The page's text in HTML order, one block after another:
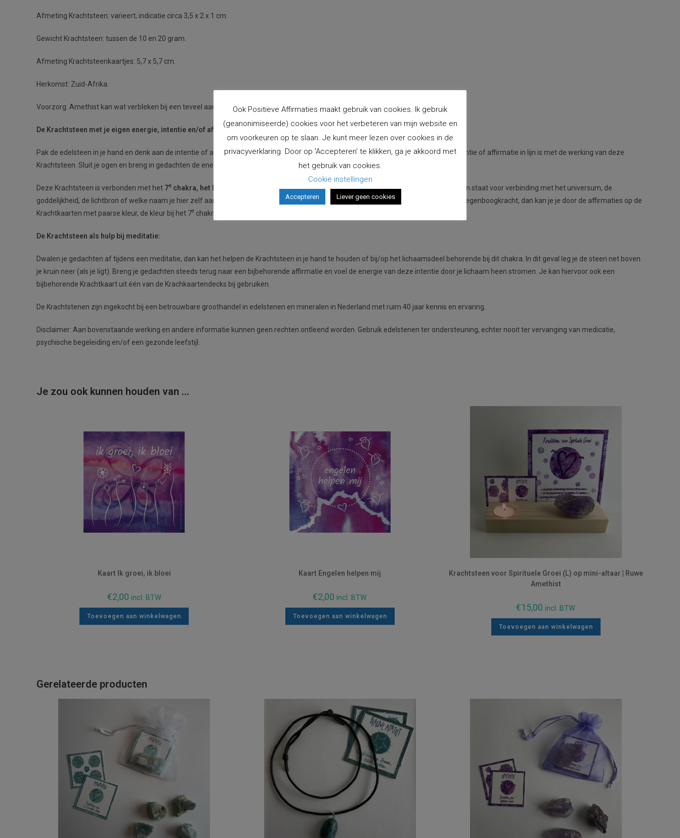
Afmeting Krachtsteen: varieert; indicatie circa 3,5 x 2 x 1 cm.
Gewicht Krachtsteen: tussen de 10 en 20 gram.
Afmeting Krachtsteenkaartjes: 5,7 x 5,7 cm.
Herkomst: Zuid-Afrika.
Voorzorg: Amethist kan wat verbleken bij een teveel aan fel zonlicht.
De Krachtsteen met je eigen energie, intentie en/of affirmatie laden:
Pak de edelsteen in je hand en denk aan de intentie of affirmatie die je aan deze Krachtsteen mee wilt geven. Zorg ervoor dat deze intentie of affirmatie in lijn is met de werking van deze
Krachtsteen. Sluit je ogen en breng in gedachten de energie van jouw woorden over in de edelsteen.
Deze Krachtsteen is verbonden met het 7e chakra, het Kruinchakra
. Dit chakra heeft als basisrecht het recht om te weten en te leren en staat voor verbinding met het universum, de
goddelijkheid, de lichtbron of welke naam je hier zelf aan wilt geven. Ben je in het bezit van de Krachtkaartendeck Zonnestralen en/of Regenboogkracht, dan kan je je door de affirmaties op de
Krachtkaarten met paarse kleur, de kleur bij het 7e chakra, laten inspireren.
De Krachtsteen als hulp bij meditatie:
Dwalen je gedachten af tijdens een meditatie, dan kan het helpen de Krachtsteen in je hand te houden of bij/op het lichaamsdeel behorende bij dit chakra. In dit geval leg je de steen net boven
je kruin neer (als je ligt). Breng je gedachten steeds terug naar een bijbehorende affirmatie en voel de energie van deze intentie door je lichaam heen stromen. Je kan hiervoor ook een
bijbehorende Krachtkaart uit één van de Krachkaartendecks bij gebruiken.
De Krachtstenen zijn ingekocht bij een betrouwbare groothandel in edelstenen en mineralen in Nederland met ruim 40 jaar kennis en ervaring.
Disclaimer: Aan bovenstaande werking en andere informatie kunnen geen rechten ontleend worden. Gebruik edelstenen ter ondersteuning, echter nooit ter vervanging van medicatie,
psychische begeleiding en/of een gezonde leefstijl.
Je zou ook kunnen houden van …
Kaart Ik groei, ik bloei
€2,00 incl. BTW
Toevoegen aan winkelwagen
Kaart Engelen helpen mij
€2,00 incl. BTW
Toevoegen aan winkelwagen
Krachtsteen voor Spirituele Groei (L) op mini-altaar | Ruwe
Amethist
€15,00 incl. BTW
Toevoegen aan winkelwagen
Gerelateerde producten
Ook Positieve Affirmaties maakt gebruik van cookies. Ik gebruik
(geanonimiseerde) cookies voor het verbeteren van mijn website en
om voorkeuren op te slaan. Je kunt meer lezen over cookies in de
privacyverklaring. Door op 'Accepteren' te klikken, ga je akkoord met
het gebruik van cookies.
Cookie instellingen
Accepteren Liever geen cookies